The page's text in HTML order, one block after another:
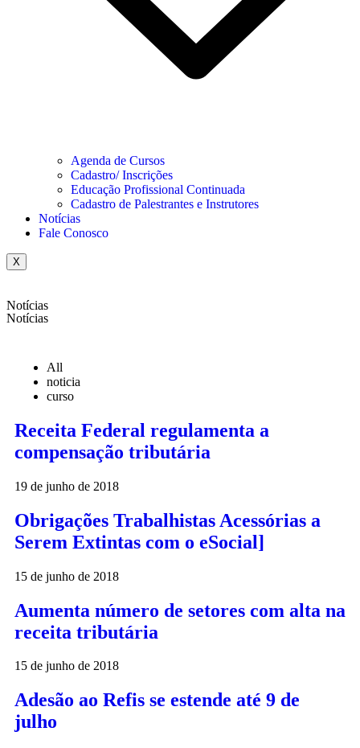
Agenda de Cursos
Cadastro/ Inscrições
Educação Profissional Continuada
Cadastro de Palestrantes e Instrutores
Notícias
Fale Conosco
X
Notícias
Notícias
All
noticia
curso
Receita Federal regulamenta a
compensação tributária
19 de junho de 2018
Obrigações Trabalhistas Acessórias a
Serem Extintas com o eSocial]
15 de junho de 2018
Aumenta número de setores com alta na
receita tributária
15 de junho de 2018
Adesão ao Refis se estende até 9 de
julho